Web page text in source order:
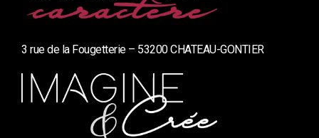
3 rue de la Fougetterie – 53200 CHATEAU-GONTIER